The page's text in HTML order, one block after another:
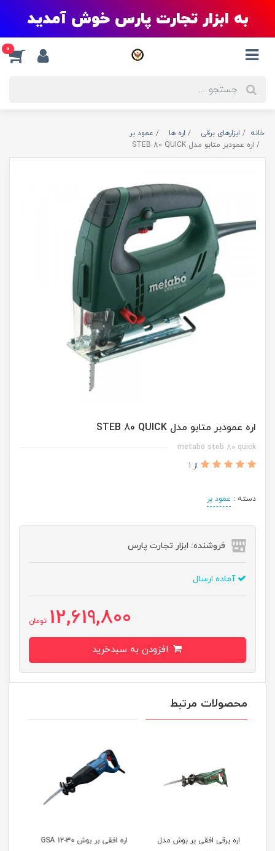
به ابزار تجارت پارس خوش آمدید
0
خانه ابزارهای برقی اره ها
عمود بر
اره عمودبر متابو مدل STEB 80 QUICK
اره عمودبر متابو مدل STEB 80 QUICK
metabo steb 80 quick
از 1
دسته : عمود بر
فروشنده: ابزار تجارت پارس
آماده ارسال
12,619,800 تومان
محصولات مرتبط
اره افقی بر بوش GSA 12-30
اره افقی بر بوش مدل GSA